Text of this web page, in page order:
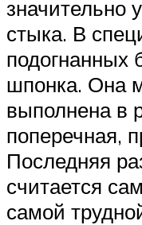
значительно
стыка. В
подогнанных
шпонка. Она
выполнена в
поперечная,
Последняя
считается
самой